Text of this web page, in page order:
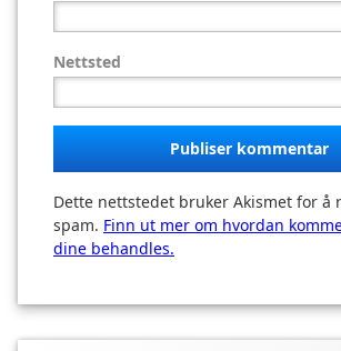
Nettsted
Dette nettstedet bruker Akismet for å
spam. Finn ut mer om hvordan
dine behandles.